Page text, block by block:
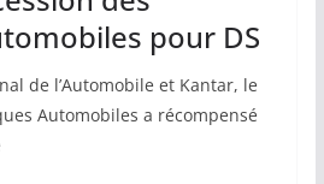
pour DS
de l’Automobile et Kantar, le
Automobiles a récompensé